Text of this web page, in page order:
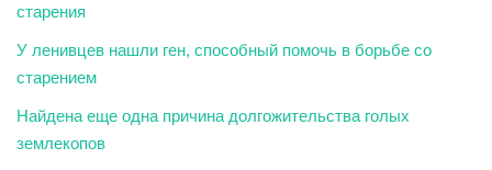
старения
У ленивцев нашли ген, способный помочь в борьбе со
старением
Найдена еще одна причина долгожительства голых
землекопов